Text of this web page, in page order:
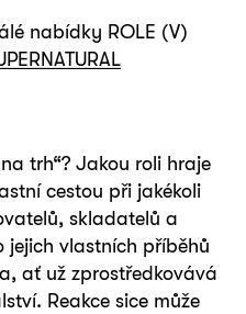
nabídky ROLE (V)
trh“? Jakou roli hraje
cestou při jakékoli
skladatelů a
jejich vlastních příběhů
ať už zprostředkovává
Reakce sice může